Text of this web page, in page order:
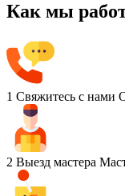
Как мы
1 Свяжитесь с нами
2 Выезд мастера